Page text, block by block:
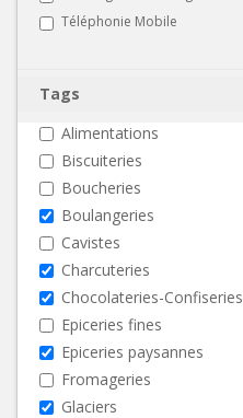
Téléphonie Mobile
Tags
Alimentations
Biscuiteries
Boucheries
Boulangeries
Cavistes
Charcuteries
Chocolateries-Confiseries
Epiceries fines
Epiceries paysannes
Fromageries
Glaciers